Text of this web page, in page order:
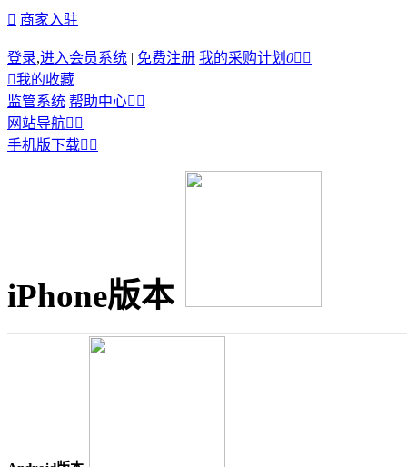
 商家入驻
登录,进入会员系统 | 免费注册 我的采购计划 0 
我的收藏
监管系统 帮助中心 
网站导航 
手机版下载 
iPhone版本